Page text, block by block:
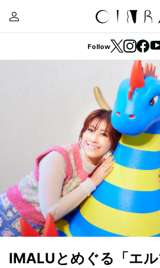
Follow
IMALUとめぐる「エ